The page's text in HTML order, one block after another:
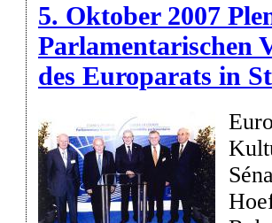
5. Oktober 2007
Parlamentarischen
des Europarats in